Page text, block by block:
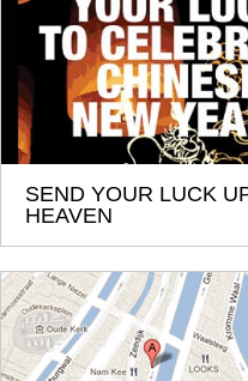
SEND YOUR LUCK
HEAVEN